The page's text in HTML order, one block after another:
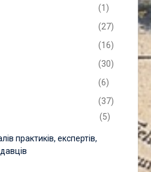
(1)
(27)
(16)
(30)
(6)
(37)
(5)
практиків, експертів,